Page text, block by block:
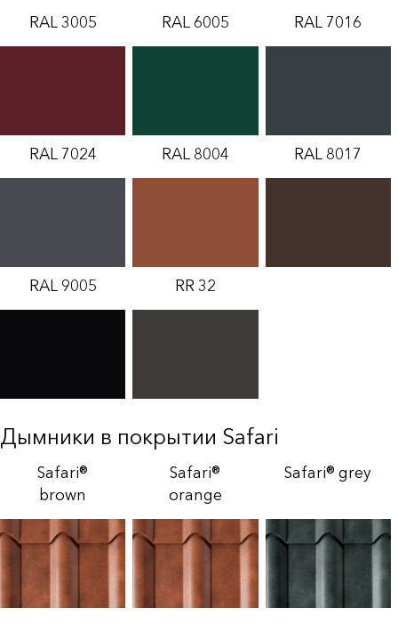
RAL 3005 RAL 6005 RAL 7016
RAL 7024 RAL 8004 RAL 8017
RAL 9005 RR 32
Дымники в покрытии Safari
Safari®
brown
Safari®
orange
Safari® grey